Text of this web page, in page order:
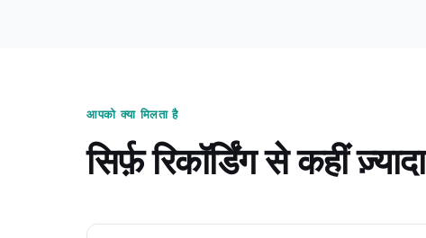
आपको क्या मिलता है
सिर्फ़ रिकॉर्डिंग से कहीं ज़्यादा